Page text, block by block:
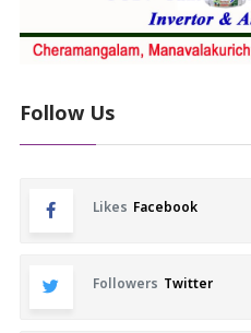
Follow Us
Likes Facebook
Followers Twitter